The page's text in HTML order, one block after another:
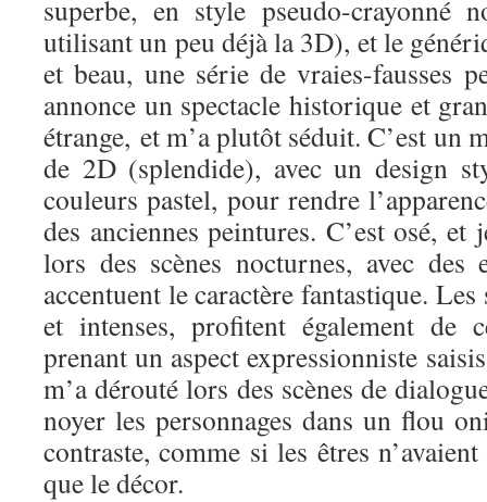
superbe, en style pseudo-crayonné
utilisant un peu déjà la 3D), et le
et beau, une série de vraies-fausses
annonce un spectacle historique et
étrange, et m’a plutôt séduit. C’est un
de 2D (splendide), avec un design
couleurs pastel, pour rendre
des anciennes peintures. C’est osé, et
lors des scènes nocturnes, avec
accentuent le caractère fantastique. Les
et intenses, profitent également de
prenant un aspect expressionniste
m’a dérouté lors des scènes de
noyer les personnages dans un flou
contraste, comme si les êtres
que le décor.